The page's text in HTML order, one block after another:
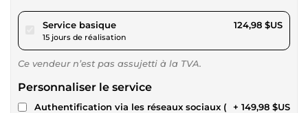
Service basiquepour 115,19 $US
15 jours de réalisation
124,98 $US
Ce vendeur n’est pas assujetti à la TVA.
Personnaliser le service
Authentification via les réseaux sociaux (
+ 149,98 $US